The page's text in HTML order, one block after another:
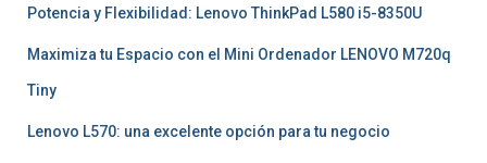
Potencia y Flexibilidad: Lenovo ThinkPad L580 i5-8350U
Maximiza tu Espacio con el Mini Ordenador LENOVO M720q
Tiny
Lenovo L570: una excelente opción para tu negocio